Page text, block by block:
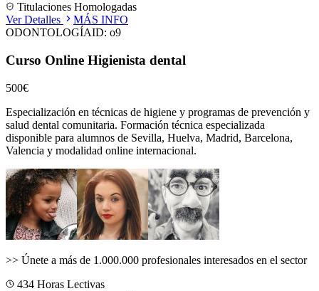
Titulaciones Homologadas
Ver Detalles
MÁS INFO
ODONTOLOGÍAID: o9
Curso Online Higienista dental
500€
Especialización en técnicas de higiene y programas de prevención y
salud dental comunitaria. Formación técnica especializada
disponible para alumnos de Sevilla, Huelva, Madrid, Barcelona,
Valencia y modalidad online internacional.
>> Únete a más de 1.000.000 profesionales interesados en el sector
434 Horas Lectivas